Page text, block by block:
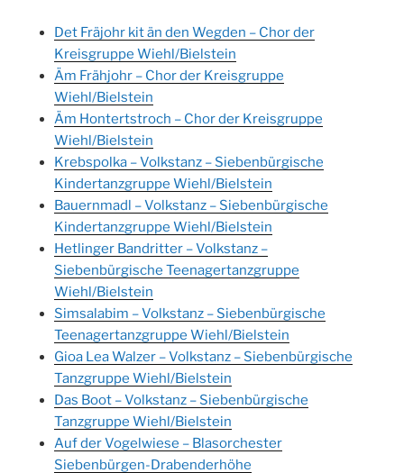
Det Fräjohr kit än den Wegden – Chor der
Kreisgruppe Wiehl/Bielstein
Äm Frähjohr – Chor der Kreisgruppe
Wiehl/Bielstein
Äm Hontertstroch – Chor der Kreisgruppe
Wiehl/Bielstein
Krebspolka – Volkstanz – Siebenbürgische
Kindertanzgruppe Wiehl/Bielstein
Bauernmadl – Volkstanz – Siebenbürgische
Kindertanzgruppe Wiehl/Bielstein
Hetlinger Bandritter – Volkstanz –
Siebenbürgische Teenagertanzgruppe
Wiehl/Bielstein
Simsalabim – Volkstanz – Siebenbürgische
Teenagertanzgruppe Wiehl/Bielstein
Gioa Lea Walzer – Volkstanz – Siebenbürgische
Tanzgruppe Wiehl/Bielstein
Das Boot – Volkstanz – Siebenbürgische
Tanzgruppe Wiehl/Bielstein
Auf der Vogelwiese – Blasorchester
Siebenbürgen-Drabenderhöhe